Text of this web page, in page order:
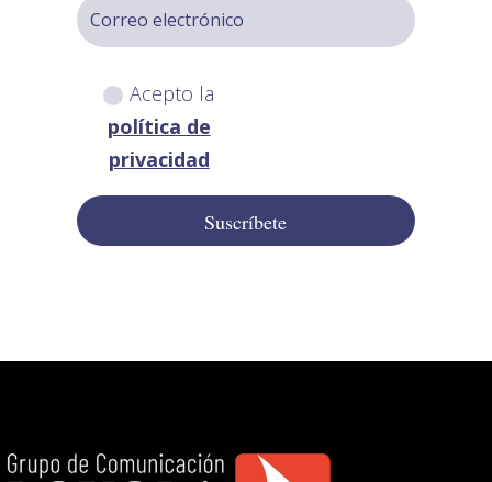
Acepto la
política de
privacidad
Suscríbete